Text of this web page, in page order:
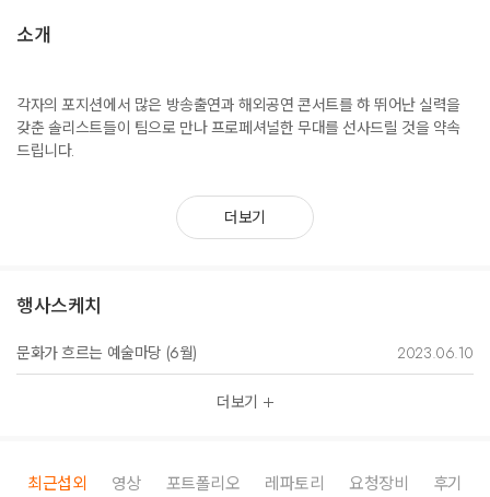
소개
각자의 포지션에서 많은 방송출연과 해외공연 콘서트를 햐 뛰어난 실력을
갖춘 솔리스트들이 팀으로 만나 프로페셔널한 무대를 선사드릴 것을 약속
드립니다.
더보기
행사스케치
문화가 흐르는 예술마당 (6월) 2023.06.10
더보기
최근섭외 영상 포트폴리오 레파토리 요청장비 후기